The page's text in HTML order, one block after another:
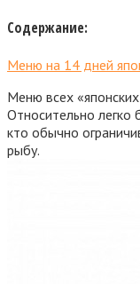
Содержание:
Меню на 14 дней
Меню всех
Относительно
кто обычно
рыбу.